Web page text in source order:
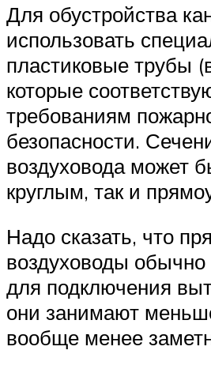
Для обустройства
использовать
пластиковые трубы
которые
требованиям
безопасности.
воздуховода может
круглым, так и
Надо сказать, что
воздуховоды обычно
для подключения
они занимают
вообще менее